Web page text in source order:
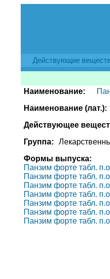
Действующие
Наименование:
Наименование (лат.):
Действующее
Группа:
Формы выпуска:
Панзим форте табл.
Панзим форте табл.
Панзим форте табл.
Панзим форте табл.
Панзим форте табл.
Панзим форте табл.
Панзим форте табл.